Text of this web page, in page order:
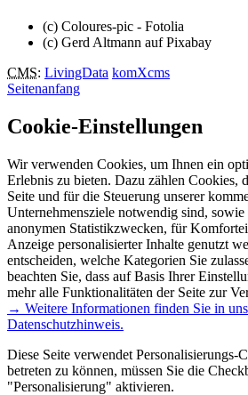
(c) Coloures-pic - Fotolia
(c) Gerd Altmann auf Pixabay
CMS: LivingData komXcms
Seitenanfang
Cookie-Einstellungen
Wir verwenden Cookies, um Ihnen ein
Erlebnis zu bieten. Dazu zählen Cookies,
Seite und für die Steuerung unserer
Unternehmensziele notwendig sind,
anonymen Statistikzwecken, für
Anzeige personalisierter Inhalte genutzt
entscheiden, welche Kategorien Sie
beachten Sie, dass auf Basis Ihrer
mehr alle Funktionalitäten der Seite zur
→ Weitere Informationen finden Sie in
Datenschutzhinweis.
Diese Seite verwendet Personalisierungs-
betreten zu können, müssen Sie die
"Personalisierung" aktivieren.